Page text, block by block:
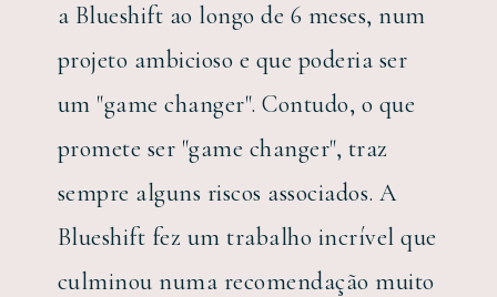
a Blueshift ao longo de 6 meses, num
projeto ambicioso e que poderia ser
um "game changer". Contudo, o que
promete ser "game changer", traz
sempre alguns riscos associados. A
Blueshift fez um trabalho incrível que
culminou numa recomendação muito